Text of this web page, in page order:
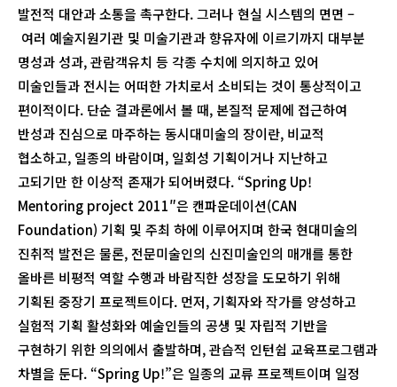
발전적 대안과 소통을 촉구한다. 그러나 현실 시스템의 면면 –
여러 예술지원기관 및 미술기관과 향유자에 이르기까지 대부분
명성과 성과, 관람객유치 등 각종 수치에 의지하고 있어
미술인들과 전시는 어떠한 가치로서 소비되는 것이 통상적이고
편이적이다. 단순 결과론에서 볼 때, 본질적 문제에 접근하여
반성과 진심으로 마주하는 동시대미술의 장이란, 비교적
협소하고, 일종의 바람이며, 일회성 기획이거나 지난하고
고되기만 한 이상적 존재가 되어버렸다. “Spring Up!
Mentoring project 2011″은 캔파운데이션(CAN
Foundation) 기획 및 주최 하에 이루어지며 한국 현대미술의
진취적 발전은 물론, 전문미술인의 신진미술인의 매개를 통한
올바른 비평적 역할 수행과 바람직한 성장을 도모하기 위해
기획된 중장기 프로젝트이다. 먼저, 기획자와 작가를 양성하고
실험적 기획 활성화와 예술인들의 공생 및 자립적 기반을
구현하기 위한 의의에서 출발하며, 관습적 인턴쉽 교육프로그램과
차별을 둔다. “Spring Up!”은 일종의 교류 프로젝트이며 일정